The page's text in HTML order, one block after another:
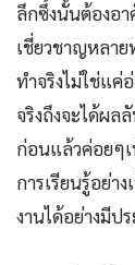
ลึกซึ้งนั้นต้องอ
เชี่ยวชาญหลา
ทำจริงไม่ใช่แค่
จริงถึงจะได้ผล
ก่อนแล้วค่อยๆ
การเรียนรู้อย่า
งานได้อย่างมีป